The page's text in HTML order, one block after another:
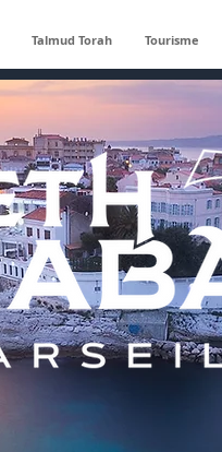
Talmud Torah Tourisme